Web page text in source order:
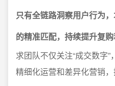
只有全链路洞察用户行为
的精准匹配，持续提升复购
求团队不仅关注“成交数字”
精细化运营和差异化营销，